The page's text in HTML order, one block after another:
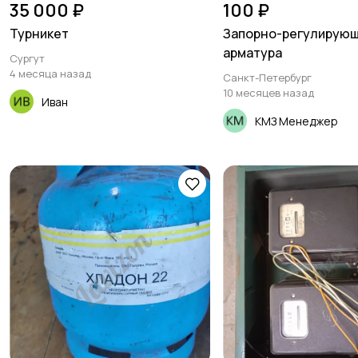
35 000 ₽
Турникет
Сургут
4 месяца назад
Иван
100 ₽
Запорно-
арматура
Санкт-Петербург
10 месяцев назад
КМЗ Менеджер